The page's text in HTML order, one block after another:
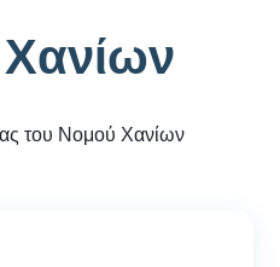
του Νομού Χανίων